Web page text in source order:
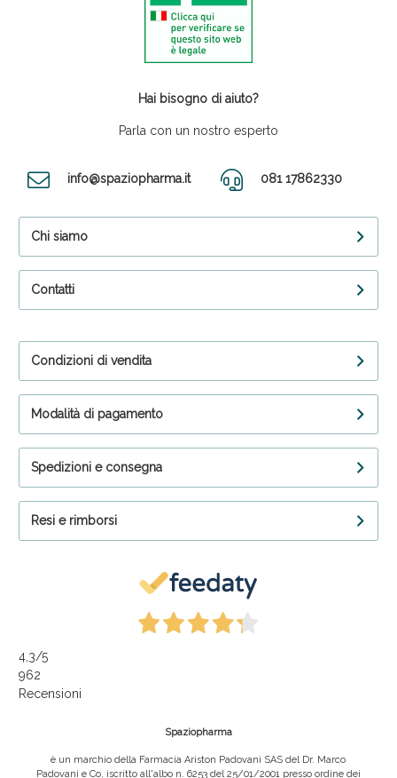
Hai bisogno di aiuto?
Parla con un nostro esperto
info@spaziopharma.it 081 17862330
Chi siamo
Contatti
Condizioni di vendita
Modalità di pagamento
Spedizioni e consegna
Resi e rimborsi
4,3/5
962
Recensioni
Spaziopharma
è un marchio della Farmacia Ariston Padovani SAS del Dr. Marco
Padovani e Co, iscritto all'albo n. 6253 del 25/01/2001 presso ordine dei